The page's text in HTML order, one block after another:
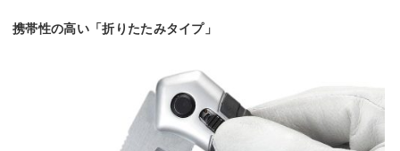
携帯性の高い「折りたたみタイプ」